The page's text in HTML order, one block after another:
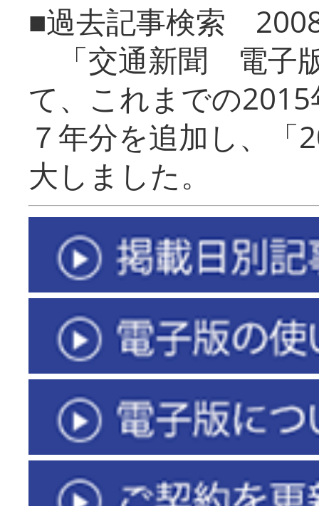
■過去記事検索
「交通新聞 電子
て、これまでの
７年分を追加し、「
大しまし